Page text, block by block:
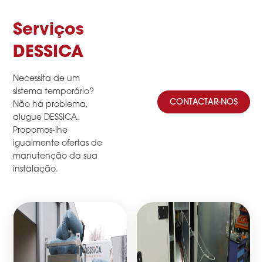
Serviços
DESSICA
Necessita de um
sistema temporário?
Não há problema,
alugue DESSICA.
Propomos-lhe
igualmente ofertas de
manutenção da sua
instalação.
CONTACTAR-NOS